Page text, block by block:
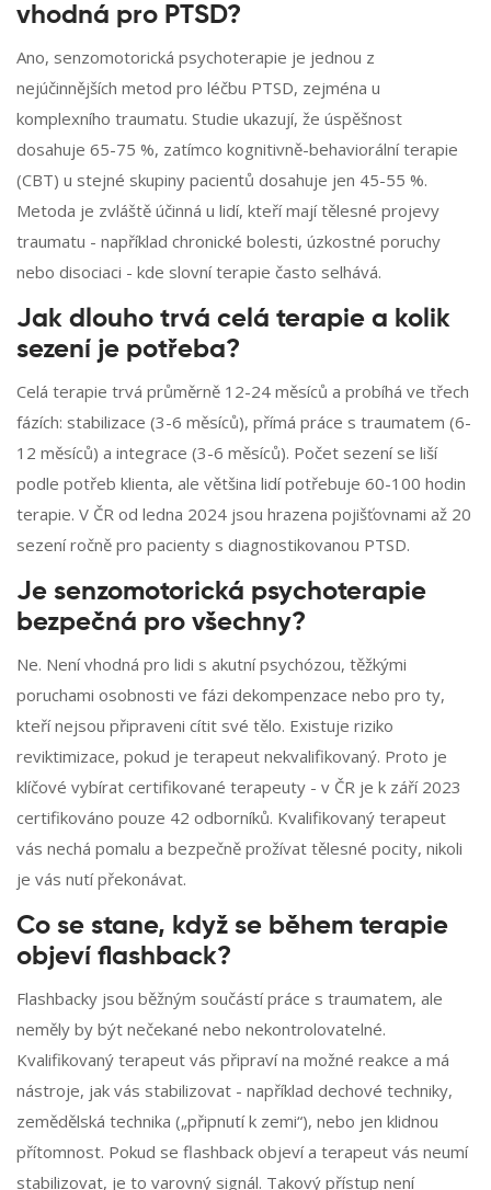
vhodná pro PTSD?
Ano, senzomotorická psychoterapie je jednou z
nejúčinnějších metod pro léčbu PTSD, zejména u
komplexního traumatu. Studie ukazují, že úspěšnost
dosahuje 65-75 %, zatímco kognitivně-behaviorální terapie
(CBT) u stejné skupiny pacientů dosahuje jen 45-55 %.
Metoda je zvláště účinná u lidí, kteří mají tělesné projevy
traumatu - například chronické bolesti, úzkostné poruchy
nebo disociaci - kde slovní terapie často selhává.
Jak dlouho trvá celá terapie a kolik
sezení je potřeba?
Celá terapie trvá průměrně 12-24 měsíců a probíhá ve třech
fázích: stabilizace (3-6 měsíců), přímá práce s traumatem (6-
12 měsíců) a integrace (3-6 měsíců). Počet sezení se liší
podle potřeb klienta, ale většina lidí potřebuje 60-100 hodin
terapie. V ČR od ledna 2024 jsou hrazena pojišťovnami až 20
sezení ročně pro pacienty s diagnostikovanou PTSD.
Je senzomotorická psychoterapie
bezpečná pro všechny?
Ne. Není vhodná pro lidi s akutní psychózou, těžkými
poruchami osobnosti ve fázi dekompenzace nebo pro ty,
kteří nejsou připraveni cítit své tělo. Existuje riziko
reviktimizace, pokud je terapeut nekvalifikovaný. Proto je
klíčové vybírat certifikované terapeuty - v ČR je k září 2023
certifikováno pouze 42 odborníků. Kvalifikovaný terapeut
vás nechá pomalu a bezpečně prožívat tělesné pocity, nikoli
je vás nutí překonávat.
Co se stane, když se během terapie
objeví flashback?
Flashbacky jsou běžným součástí práce s traumatem, ale
neměly by být nečekané nebo nekontrolovatelné.
Kvalifikovaný terapeut vás připraví na možné reakce a má
nástroje, jak vás stabilizovat - například dechové techniky,
zemědělská technika („připnutí k zemi“), nebo jen klidnou
přítomnost. Pokud se flashback objeví a terapeut vás neumí
stabilizovat, je to varovný signál. Takový přístup není